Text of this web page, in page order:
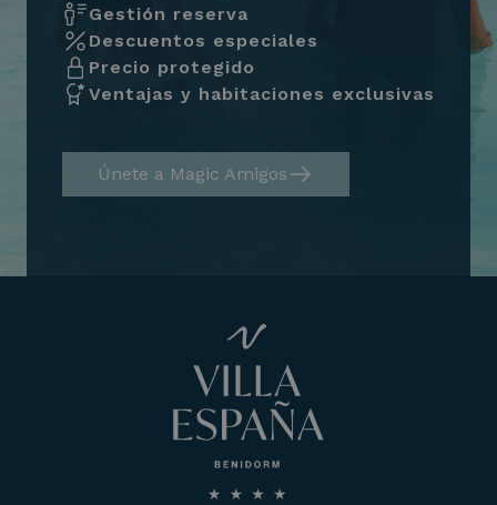
Gestión reserva
Descuentos especiales
Precio protegido
Ventajas y habitaciones exclusivas
Únete a Magic Amigos